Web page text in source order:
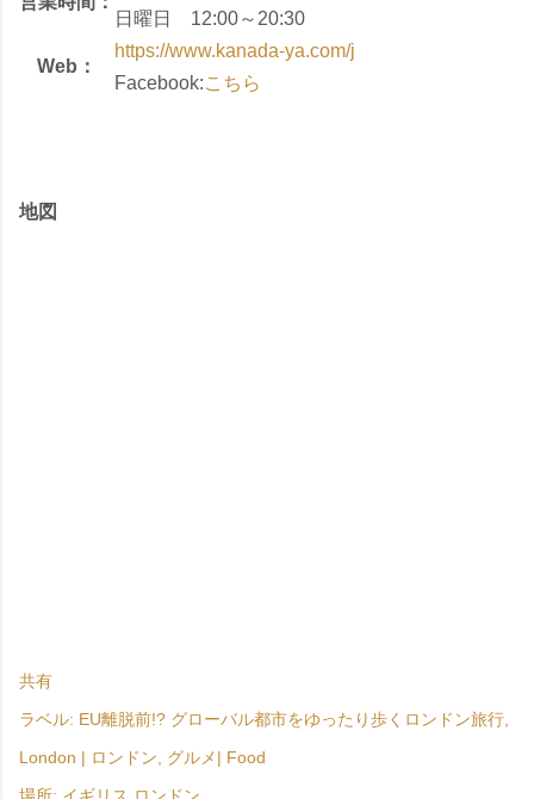
日曜日 12:00～20:30
Web：
https://www.kanada-ya.com/j
Facebook:こちら
地図
共有
ラベル: EU離脱前!? グローバル都市をゆったり歩くロンドン旅行
London | ロンドン
グルメ| Food